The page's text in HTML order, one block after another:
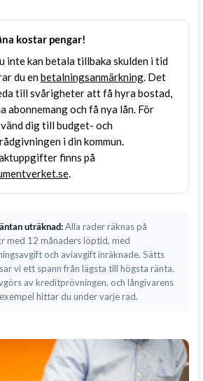
kostar pengar!
inte kan betala tillbaka skulden i tid
du enbetalningsanmärkning. Det
till svårigheter att få hyra bostad,
abonnemang och få nya lån. För
dig till budget- och
i din kommun.
finns på
.
uträknad:Alla rader räknas på
med 12 månaders löptid, med
och aviavgift inräknade. Sätts
vi ett spann från lägsta till högsta ränta.
av kreditprövningen, och långivarens
hittar du under varje rad.